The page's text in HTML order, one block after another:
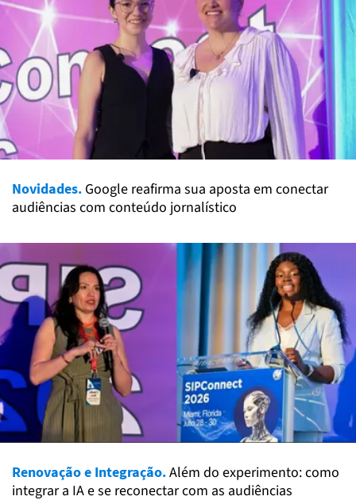
Novidades. Google reafirma sua aposta em conectar
audiências com conteúdo jornalístico
Renovação e Integração.Além do experimento: como
integrar a IA e se reconectar com as audiências